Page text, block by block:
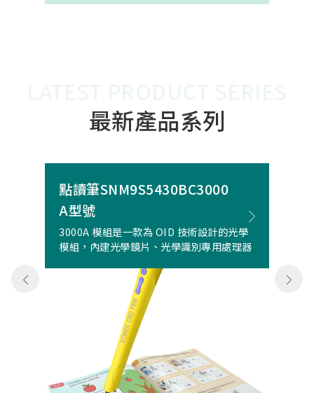
最新產品系列
點讀筆SNM9S5430BC3000
A型號
3000A 模組是一款為 OID 技術設計的光學
模組，內建光學鏡片、光學識別專用處理器